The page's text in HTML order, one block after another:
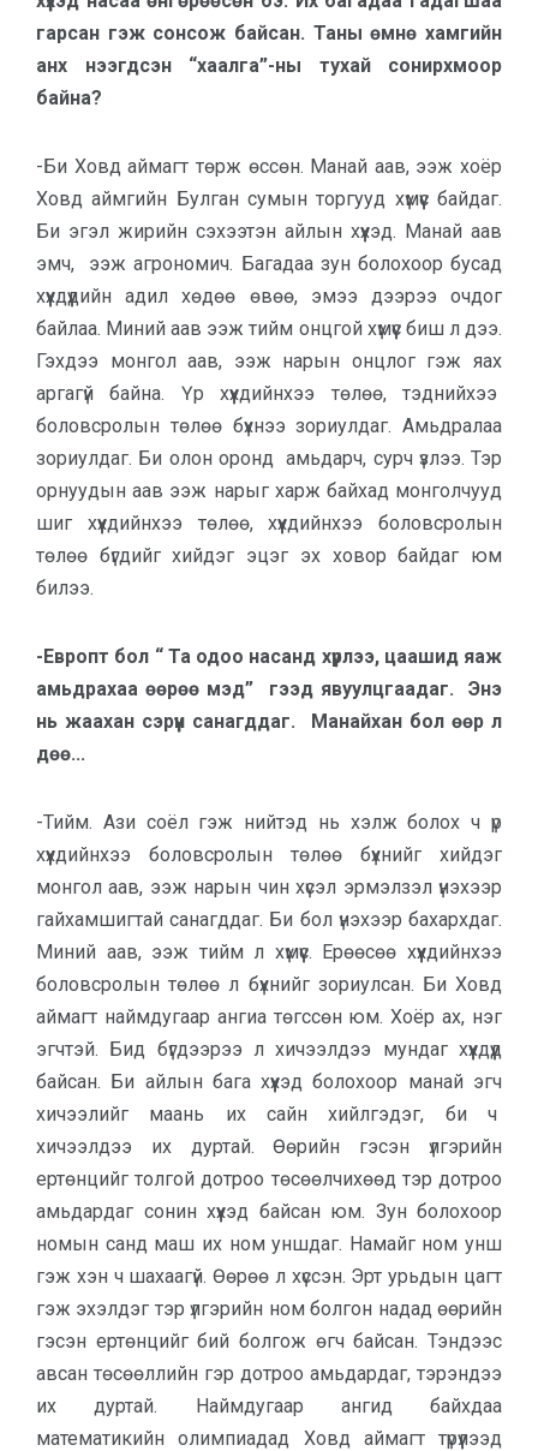
гарсан гэж сонсож байсан. Таны өмнө хамгийн
анх нээгдсэн “хаалга”-ны тухай сонирхмоор
байна?
-Би Ховд аймагт төрж өссөн. Манай аав, ээж хоёр
Ховд аймгийн Булган сумын торгууд хүмүүс байдаг.
Би эгэл жирийн сэхээтэн айлын хүүхэд. Манай аав
эмч, ээж агрономич. Багадаа зун болохоор бусад
хүүхдүүдийн адил хөдөө өвөө, эмээ дээрээ очдог
байлаа. Миний аав ээж тийм онцгой хүмүүс биш л дээ.
Гэхдээ монгол аав, ээж нарын онцлог гэж яах
аргагүй байна. Үр хүүхдийнхээ төлөө, тэднийхээ
боловсролын төлөө бүхнээ зориулдаг. Амьдралаа
зориулдаг. Би олон оронд амьдарч, сурч үзлээ. Тэр
орнуудын аав ээж нарыг харж байхад монголчууд
шиг хүүхдийнхээ төлөө, хүүхдийнхээ боловсролын
төлөө бүгдийг хийдэг эцэг эх ховор байдаг юм
билээ.
-Европт бол “ Та одоо насанд хүрлээ, цаашид яаж
амьдрахаа өөрөө мэд” гээд явуулцгаадаг. Энэ
нь жаахан сэрүүн санагддаг. Манайхан бол өөр л
дөө...
-Тийм. Ази соёл гэж нийтэд нь хэлж болох ч үр
хүүхдийнхээ боловсролын төлөө бүхнийг хийдэг
монгол аав, ээж нарын чин хүсэл эрмэлзэл үнэхээр
гайхамшигтай санагддаг. Би бол үнэхээр бахархдаг.
Миний аав, ээж тийм л хүмүүс. Ерөөсөө хүүхдийнхээ
боловсролын төлөө л бүхнийг зориулсан. Би Ховд
аймагт наймдугаар ангиа төгссөн юм. Хоёр ах, нэг
эгчтэй. Бид бүгдээрээ л хичээлдээ мундаг хүүхдүүд
байсан. Би айлын бага хүүхэд болохоор манай эгч
хичээлийг маань их сайн хийлгэдэг, би ч
хичээлдээ их дуртай. Өөрийн гэсэн үлгэрийн
ертөнцийг толгой дотроо төсөөлчихөөд тэр дотроо
амьдардаг сонин хүүхэд байсан юм. Зун болохоор
номын санд маш их ном уншдаг. Намайг ном унш
гэж хэн ч шахаагүй. Өөрөө л хүссэн. Эрт урьдын цагт
гэж эхэлдэг тэр үлгэрийн ном болгон надад өөрийн
гэсэн ертөнцийг бий болгож өгч байсан. Тэндээс
авсан төсөөллийн гэр дотроо амьдардаг, тэрэндээ
их дуртай. Наймдугаар ангид байхдаа
математикийн олимпиадад Ховд аймагт түрүүлээд